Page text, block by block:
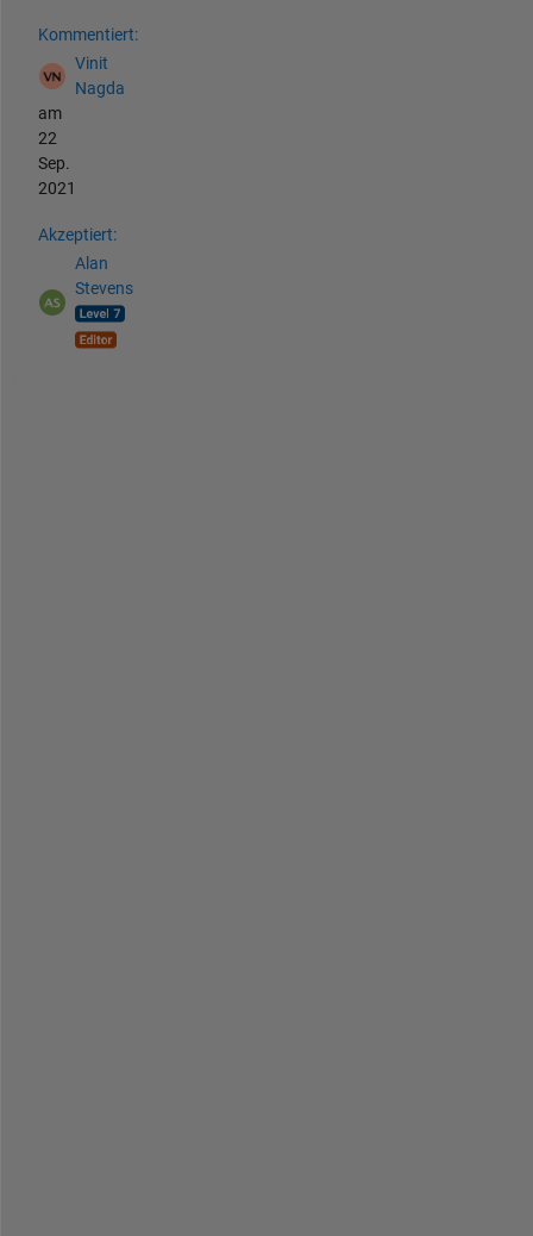
Kommentiert:
Vinit
Nagda
am
22
Sep.
2021
Akzeptiert:
Alan
Stevens